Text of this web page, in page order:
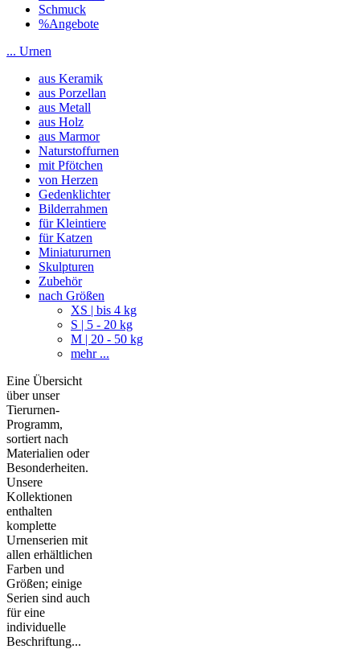
Schmuck
%Angebote
... Urnen
aus Keramik
aus Porzellan
aus Metall
aus Holz
aus Marmor
Naturstoffurnen
mit Pfötchen
von Herzen
Gedenklichter
Bilderrahmen
für Kleintiere
für Katzen
Miniatururnen
Skulpturen
Zubehör
nach Größen
XS | bis 4 kg
S | 5 - 20 kg
M | 20 - 50 kg
mehr ...
Eine Übersicht
über unser
Tierurnen-
Programm,
sortiert nach
Materialien oder
Besonderheiten.
Unsere
Kollektionen
enthalten
komplette
Urnenserien mit
allen erhältlichen
Farben und
Größen; einige
Serien sind auch
für eine
individuelle
Beschriftung...